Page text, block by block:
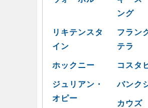
ング
リキテンスタ
イン
フラン
テラ
ホックニー コスタ
ジュリアン・
オピー
バンク
カウズ